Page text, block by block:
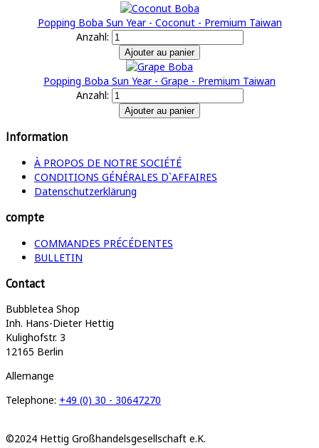
Popping Boba Sun Year - Coconut - Premium Taiwan
Anzahl:
Popping Boba Sun Year - Grape - Premium Taiwan
Anzahl:
Information
À PROPOS DE NOTRE SOCIÉTÉ
CONDITIONS GÉNÉRALES D`AFFAIRES
Datenschutzerklärung
compte
COMMANDES PRÉCÉDENTES
BULLETIN
Contact
Bubbletea Shop
Inh. Hans-Dieter Hettig
Kulighofstr. 3
12165 Berlin
Allemange
Telephone: +49 (0) 30 - 30647270
©2024 Hettig Großhandelsgesellschaft e.K.